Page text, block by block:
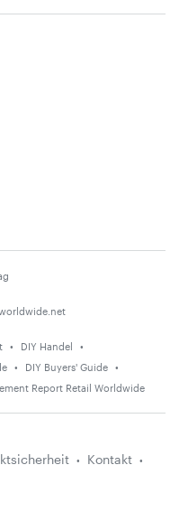
DIY Handel
DIY Buyers' Guide
Report Retail Worldwide
Kontakt